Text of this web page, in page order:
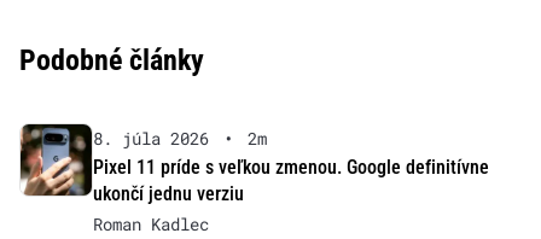
Podobné články
8. júla 2026 •
2m
Pixel 11 príde s veľkou zmenou. Google definitívne
ukončí jednu verziu
Roman Kadlec